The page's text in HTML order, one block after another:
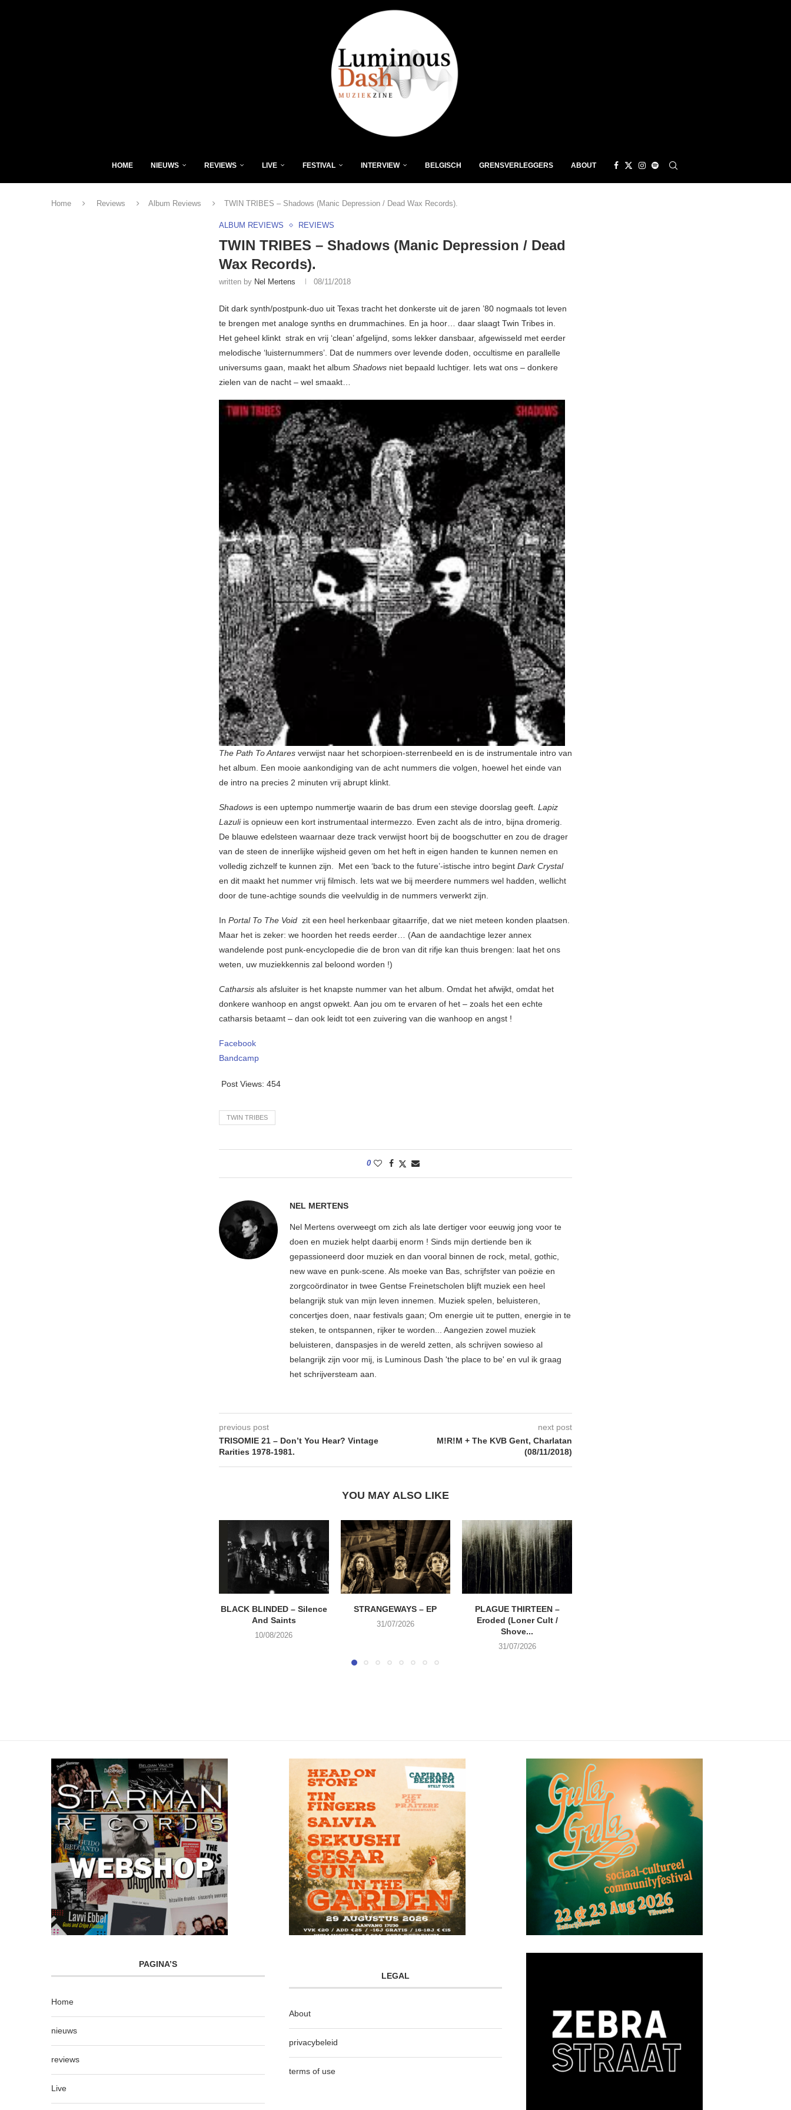
HOME NIEUWS REVIEWS LIVE FESTIVAL INTERVIEW BELGISCH GRENSVERLEGGERS ABOUT
Home Reviews Album Reviews TWIN TRIBES – Shadows (Manic Depression / Dead Wax Records).
ALBUM REVIEWS REVIEWS
TWIN TRIBES – Shadows (Manic Depression / Dead
Wax Records).
written by Nel Mertens 08/11/2018
Dit dark synth/postpunk-duo uit Texas tracht het donkerste uit de jaren ’80 nogmaals tot leven
te brengen met analoge synths en drummachines. En ja hoor… daar slaagt Twin Tribes in.
Het geheel klinkt strak en vrij ‘clean’ afgelijnd, soms lekker dansbaar, afgewisseld met eerder
melodische ‘luisternummers’. Dat de nummers over levende doden, occultisme en parallelle
universums gaan, maakt het album Shadows niet bepaald luchtiger. Iets wat ons – donkere
zielen van de nacht – wel smaakt…
The Path To Antares verwijst naar het schorpioen-sterrenbeeld en is de instrumentale intro van
het album. Een mooie aankondiging van de acht nummers die volgen, hoewel het einde van
de intro na precies 2 minuten vrij abrupt klinkt.
Shadows is een uptempo nummertje waarin de bas drum een stevige doorslag geeft. Lapiz
Lazuliis opnieuw een kort instrumentaal intermezzo. Even zacht als de intro, bijna dromerig.
De blauwe edelsteen waarnaar deze track verwijst hoort bij de boogschutter en zou de drager
van de steen de innerlijke wijsheid geven om het heft in eigen handen te kunnen nemen en
volledig zichzelf te kunnen zijn. Met een ‘back to the future’-istische intro begint Dark Crystal
en dit maakt het nummer vrij filmisch. Iets wat we bij meerdere nummers wel hadden, wellicht
door de tune-achtige sounds die veelvuldig in de nummers verwerkt zijn.
In Portal To The Void zit een heel herkenbaar gitaarrifje, dat we niet meteen konden plaatsen.
Maar het is zeker: we hoorden het reeds eerder… (Aan de aandachtige lezer annex
wandelende post punk-encyclopedie die de bron van dit rifje kan thuis brengen: laat het ons
weten, uw muziekkennis zal beloond worden !)
Catharsis als afsluiter is het knapste nummer van het album. Omdat het afwijkt, omdat het
donkere wanhoop en angst opwekt. Aan jou om te ervaren of het – zoals het een echte
catharsis betaamt – dan ook leidt tot een zuivering van die wanhoop en angst !
Facebook
Bandcamp
Post Views: 454
TWIN TRIBES
0
NEL MERTENS
Nel Mertens overweegt om zich als late dertiger voor eeuwig jong voor te
doen en muziek helpt daarbij enorm ! Sinds mijn dertiende ben ik
gepassioneerd door muziek en dan vooral binnen de rock, metal, gothic,
new wave en punk-scene. Als moeke van Bas, schrijfster van poëzie en
zorgcoördinator in twee Gentse Freinetscholen blijft muziek een heel
belangrijk stuk van mijn leven innemen. Muziek spelen, beluisteren,
concertjes doen, naar festivals gaan; Om energie uit te putten, energie in te
steken, te ontspannen, rijker te worden... Aangezien zowel muziek
beluisteren, danspasjes in de wereld zetten, als schrijven sowieso al
belangrijk zijn voor mij, is Luminous Dash 'the place to be' en vul ik graag
het schrijversteam aan.
previous post
TRISOMIE 21 – Don’t You Hear? Vintage
Rarities 1978-1981.
next post
M!R!M + The KVB Gent, Charlatan
(08/11/2018)
YOU MAY ALSO LIKE
BLACK BLINDED – Silence
And Saints
10/08/2026
STRANGEWAYS – EP
31/07/2026
PLAGUE THIRTEEN –
Eroded (Loner Cult /
Shove...
31/07/2026
PAGINA’S
Home
nieuws
reviews
Live
LEGAL
About
privacybeleid
terms of use